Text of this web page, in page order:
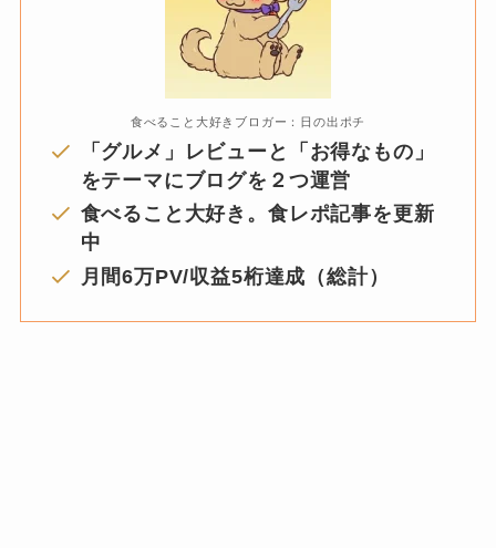
食べること大好きブロガー：日の出ポチ
「グルメ」レビューと「お得なもの」
をテーマにブログを２つ運営
食べること大好き。食レポ記事を更新
中
月間6万PV/収益5桁達成（総計）